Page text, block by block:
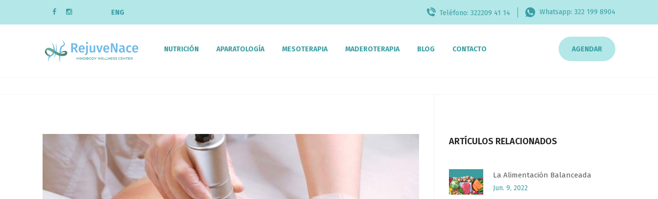
ENG Teléfono: 322209 41 14 Whatsapp: 322 199 8904
NUTRICIÓN APARATOLOGÍA MESOTERAPIA MADEROTERAPIA BLOG CONTACTO AGENDAR
ARTÍCULOS RELACIONADOS
La Alimentación Balanceada
Jun. 9, 2022